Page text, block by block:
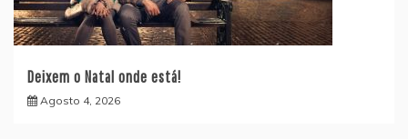
Deixem o Natal onde está!
Agosto 4, 2026